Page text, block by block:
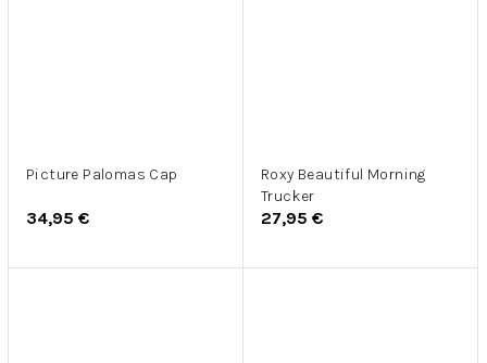
Picture Palomas Cap
34,95 €
Roxy Beautiful Morning
Trucker
27,95 €